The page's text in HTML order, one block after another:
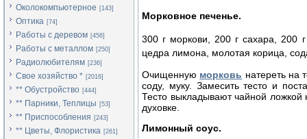
Околокомпьютерное [143]
Оптика [74]
Работы с деревом [456]
Работы с металлом [250]
Радиолюбителям [236]
Свое хозяйство * [2016]
** Обустройство [444]
** Парники, Теплицы [53]
** Приспособления [243]
** Цветы, Флористика [261]
Морковное печенье.
300 г моркови, 200 г сахара, 200
цедра лимона, молотая корица,
Очищенную морковь натереть на
соду, муку. Замесить тесто и
Тесто выкладывают чайной
духовке.
Лимонный соус.